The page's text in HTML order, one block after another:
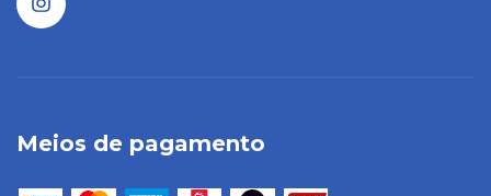
Meios de pagamento